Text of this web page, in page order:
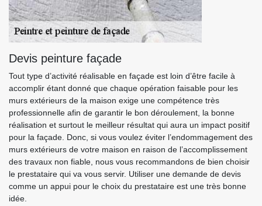
Devis peinture façade
Tout type d’activité réalisable en façade est loin d’être facile à
accomplir étant donné que chaque opération faisable pour les
murs extérieurs de la maison exige une compétence très
professionnelle afin de garantir le bon déroulement, la bonne
réalisation et surtout le meilleur résultat qui aura un impact positif
pour la façade. Donc, si vous voulez éviter l’endommagement des
murs extérieurs de votre maison en raison de l’accomplissement
des travaux non fiable, nous vous recommandons de bien choisir
le prestataire qui va vous servir. Utiliser une demande de devis
comme un appui pour le choix du prestataire est une très bonne
idée.